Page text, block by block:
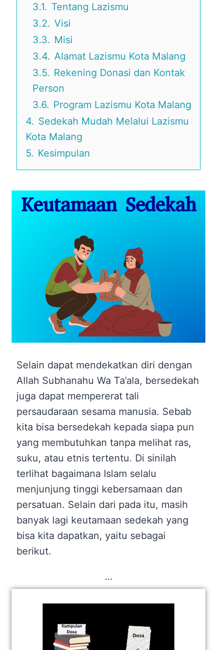
3.1. Tentang Lazismu
3.2. Visi
3.3. Misi
3.4. Alamat Lazismu Kota Malang
3.5. Rekening Donasi dan Kontak
Person
3.6. Program Lazismu Kota Malang
4. Sedekah Mudah Melalui Lazismu
Kota Malang
5. Kesimpulan
Keutamaan Sedekah
Selain dapat mendekatkan diri dengan
Allah Subhanahu Wa Ta’ala, bersedekah
juga dapat mempererat tali
persaudaraan sesama manusia. Sebab
kita bisa bersedekah kepada siapa pun
yang membutuhkan tanpa melihat ras,
suku, atau etnis tertentu. Di sinilah
terlihat bagaimana Islam selalu
menjunjung tinggi kebersamaan dan
persatuan. Selain dari pada itu, masih
banyak lagi keutamaan sedekah yang
bisa kita dapatkan, yaitu sebagai
berikut.
…